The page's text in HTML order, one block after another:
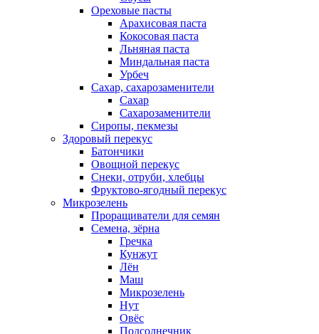
Ореховые пасты
Арахисовая паста
Кокосовая паста
Льняная паста
Миндальная паста
Урбеч
Сахар, сахарозаменители
Сахар
Сахарозаменители
Сиропы, пекмезы
Здоровый перекус
Батончики
Овощной перекус
Снеки, отруби, хлебцы
Фруктово-ягодный перекус
Микрозелень
Проращиватели для семян
Семена, зёрна
Гречка
Кунжут
Лён
Маш
Микрозелень
Нут
Овёс
Подсолнечник